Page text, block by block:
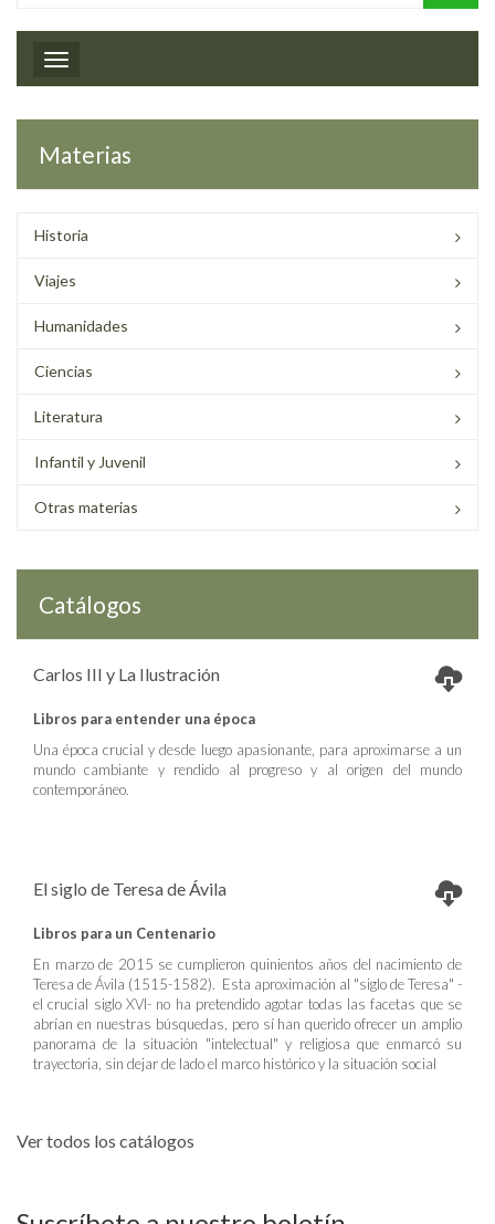
Toggle navigation
Materias
Historia
Viajes
Humanidades
Ciencias
Literatura
Infantil y Juvenil
Otras materias
Catálogos
Carlos III y La Ilustración
Libros para entender una época
Una época crucial y desde luego apasionante, para aproximarse a un
mundo cambiante y rendido al progreso y al origen del mundo
contemporáneo.
El siglo de Teresa de Ávila
Libros para un Centenario
En marzo de 2015 se cumplieron quinientos años del nacimiento de
Teresa de Ávila (1515-1582). Esta aproximación al "siglo de Teresa" -
el crucial siglo XVI- no ha pretendido agotar todas las facetas que se
abrían en nuestras búsquedas, pero sí han querido ofrecer un amplio
panorama de la situación "intelectual" y religiosa que enmarcó su
trayectoria, sin dejar de lado el marco histórico y la situación social
Ver todos los catálogos